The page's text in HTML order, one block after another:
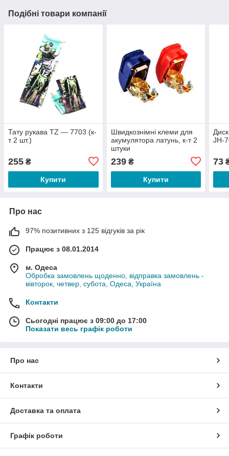
Подібні товари компанії
Тату рукава TZ — 7703 (к-
т 2 шт.)
255 ₴
Купити
Швидкознімні клеми для
акумулятора латунь, к-т 2
штуки
239₴
Купити
JH-
73
Про нас
97% позитивних з 125 відгуків за рік
Працює з 08.01.2014
м. Одеса
Обробка замовлень щоденно, відправка замовлень -
вівторок, четвер, субота, Одеса, Україна
Контакти
Сьогодні працює з 09:00 до 17:00
Показати весь графік роботи
Про нас
Контакти
Доставка та оплата
Графік роботи